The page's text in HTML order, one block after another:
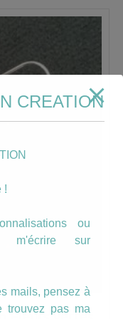
CREATION
!
ou
m'écrire sur
mails, pensez à
trouvez pas ma